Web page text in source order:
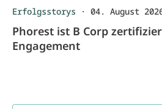
Erfolgsstorys · 04. August
Phorest ist B Corp
Engagement